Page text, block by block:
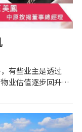
有些业主是透过
业估值逐步回升、